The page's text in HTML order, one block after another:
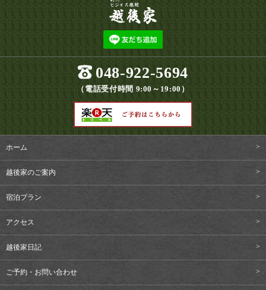
048-922-5694
（電話受付時間 9:00～19:00）
ホーム
越後家のご案内
宿泊プラン
アクセス
越後家日記
ご予約・お問い合わせ